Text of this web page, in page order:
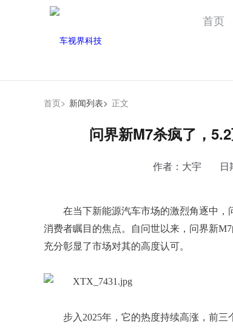
首页
首页> 新闻列表> 正文
问界新M7杀疯了，
作者：大宇 日
在当下新能源汽车市场的激烈角逐中
消费者瞩目的焦点。自问世以来，问界新
充分彰显了市场对其的高度认可。
步入2025年，它的热度持续高涨，前